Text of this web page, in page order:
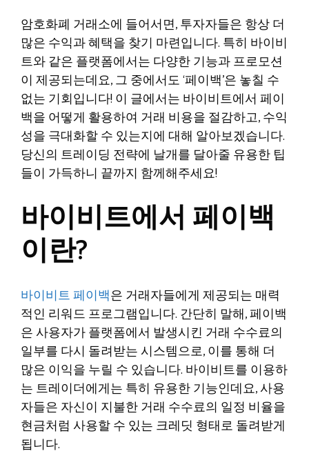
암호화폐 거래소에 들어서면, 투자자들은 항상 더
많은 수익과 혜택을 찾기 마련입니다. 특히 바이비
트와 같은 플랫폼에서는 다양한 기능과 프로모션
이 제공되는데요, 그 중에서도 ‘페이백’은 놓칠 수
없는 기회입니다! 이 글에서는 바이비트에서 페이
백을 어떻게 활용하여 거래 비용을 절감하고, 수익
성을 극대화할 수 있는지에 대해 알아보겠습니다.
당신의 트레이딩 전략에 날개를 달아줄 유용한 팁
들이 가득하니 끝까지 함께해주세요!
바이비트에서 페이백
이란?
바이비트 페이백은 거래자들에게 제공되는 매력
적인 리워드 프로그램입니다. 간단히 말해, 페이백
은 사용자가 플랫폼에서 발생시킨 거래 수수료의
일부를 다시 돌려받는 시스템으로, 이를 통해 더
많은 이익을 누릴 수 있습니다. 바이비트를 이용하
는 트레이더에게는 특히 유용한 기능인데요, 사용
자들은 자신이 지불한 거래 수수료의 일정 비율을
현금처럼 사용할 수 있는 크레딧 형태로 돌려받게
됩니다.